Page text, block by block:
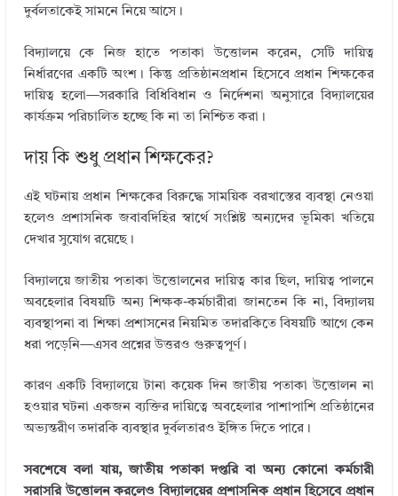
দুর্বলতাকেই সামনে নিয়ে আসে।
বিদ্যালয়ে কে নিজ হাতে পতাকা উত্তোলন করেন, সেটি দায়িত্ব
নির্ধারণের একটি অংশ। কিন্তু প্রতিষ্ঠানপ্রধান হিসেবে প্রধান শিক্ষকের
দায়িত্ব হলো—সরকারি বিধিবিধান ও নির্দেশনা অনুসারে বিদ্যালয়ের
কার্যক্রম পরিচালিত হচ্ছে কি না তা নিশ্চিত করা।
দায় কি শুধু প্রধান শিক্ষকের?
এই ঘটনায় প্রধান শিক্ষকের বিরুদ্ধে সাময়িক বরখাস্তের ব্যবস্থা নেওয়া
হলেও প্রশাসনিক জবাবদিহির স্বার্থে সংশ্লিষ্ট অন্যদের ভূমিকা খতিয়ে
দেখার সুযোগ রয়েছে।
বিদ্যালয়ে জাতীয় পতাকা উত্তোলনের দায়িত্ব কার ছিল, দায়িত্ব পালনে
অবহেলার বিষয়টি অন্য শিক্ষক-কর্মচারীরা জানতেন কি না, বিদ্যালয়
ব্যবস্থাপনা বা শিক্ষা প্রশাসনের নিয়মিত তদারকিতে বিষয়টি আগে কেন
ধরা পড়েনি—এসব প্রশ্নের উত্তরও গুরুত্বপূর্ণ।
কারণ একটি বিদ্যালয়ে টানা কয়েক দিন জাতীয় পতাকা উত্তোলন না
হওয়ার ঘটনা একজন ব্যক্তির দায়িত্বে অবহেলার পাশাপাশি প্রতিষ্ঠানের
অভ্যন্তরীণ তদারকি ব্যবস্থার দুর্বলতারও ইঙ্গিত দিতে পারে।
সবশেষে বলা যায়, জাতীয় পতাকা দপ্তরি বা অন্য কোনো কর্মচারী
সরাসরি উত্তোলন করলেও বিদ্যালয়ের প্রশাসনিক প্রধান হিসেবে প্রধান